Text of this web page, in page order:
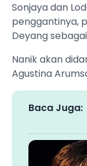
Sonjaya dan
penggantinya,
Deyang
Nanik akan
Agustina
Baca Juga: